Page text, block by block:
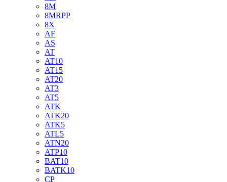
8M
8MRPP
8X
AF
AS
AT
AT10
AT15
AT20
AT3
AT5
ATK
ATK20
ATK5
ATL5
ATN20
ATP10
BAT10
BATK10
CP